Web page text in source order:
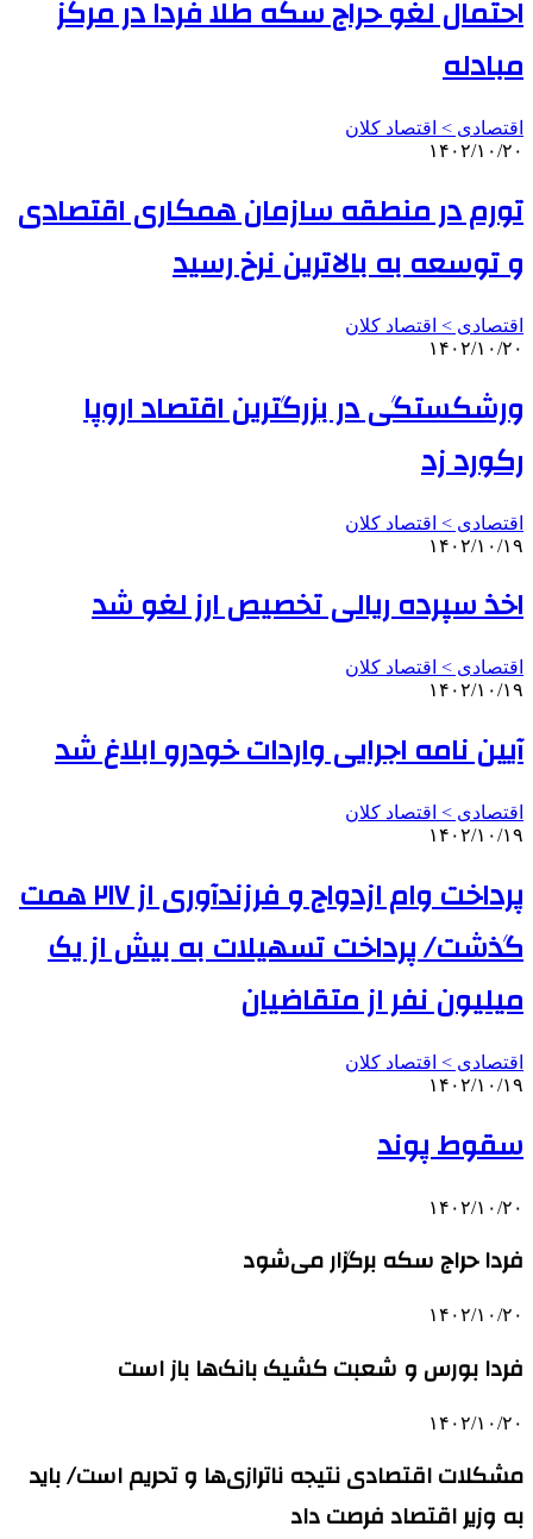
احتمال لغو حراج سکه طلا فردا در مرکز
مبادله
اقتصادی > اقتصاد کلان
۱۴۰۲/۱۰/۲۰
تورم در منطقه سازمان همکاری اقتصادی
و توسعه به بالاترین نرخ رسید
اقتصادی > اقتصاد کلان
۱۴۰۲/۱۰/۲۰
ورشکستگی در بزرگترین اقتصاد اروپا
رکورد زد
اقتصادی > اقتصاد کلان
۱۴۰۲/۱۰/۱۹
اخذ سپرده ریالی تخصیص ارز لغو شد
اقتصادی > اقتصاد کلان
۱۴۰۲/۱۰/۱۹
آیین نامه اجرایی واردات خودرو ابلاغ شد
اقتصادی > اقتصاد کلان
۱۴۰۲/۱۰/۱۹
پرداخت وام ازدواج و فرزندآوری از ۲۱۷ همت
گذشت/ پرداخت تسهیلات به بیش از یک
میلیون نفر از متقاضیان
اقتصادی > اقتصاد کلان
۱۴۰۲/۱۰/۱۹
سقوط پوند
۱۴۰۲/۱۰/۲۰
فردا حراج سکه برگزار می‌شود
۱۴۰۲/۱۰/۲۰
فردا بورس و شعبت کشیک بانک‌ها باز است
۱۴۰۲/۱۰/۲۰
مشکلات اقتصادی نتیجه ناترازی‌ها و تحریم است/ باید
به وزیر اقتصاد فرصت داد